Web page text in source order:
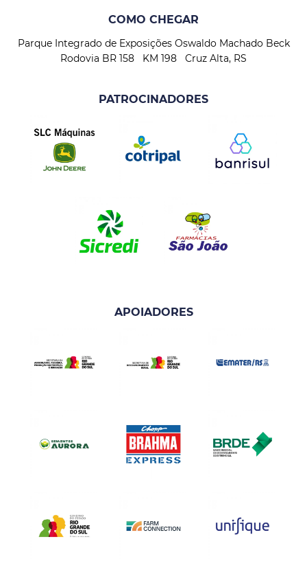
COMO CHEGAR
Parque Integrado de Exposições Oswaldo Machado Beck
Rodovia BR 158 KM 198 Cruz Alta, RS
PATROCINADORES
APOIADORES